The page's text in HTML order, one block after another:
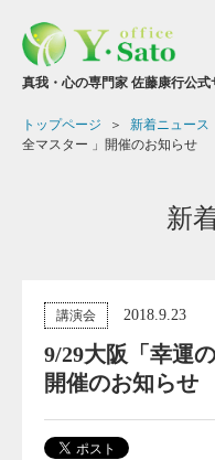
真我・心の専門家 佐藤康行公式
トップページ 新着ニュース
全マスター 」開催のお知らせ
新
講演会 2018.9.23
9/29大阪「幸運
開催のお知らせ